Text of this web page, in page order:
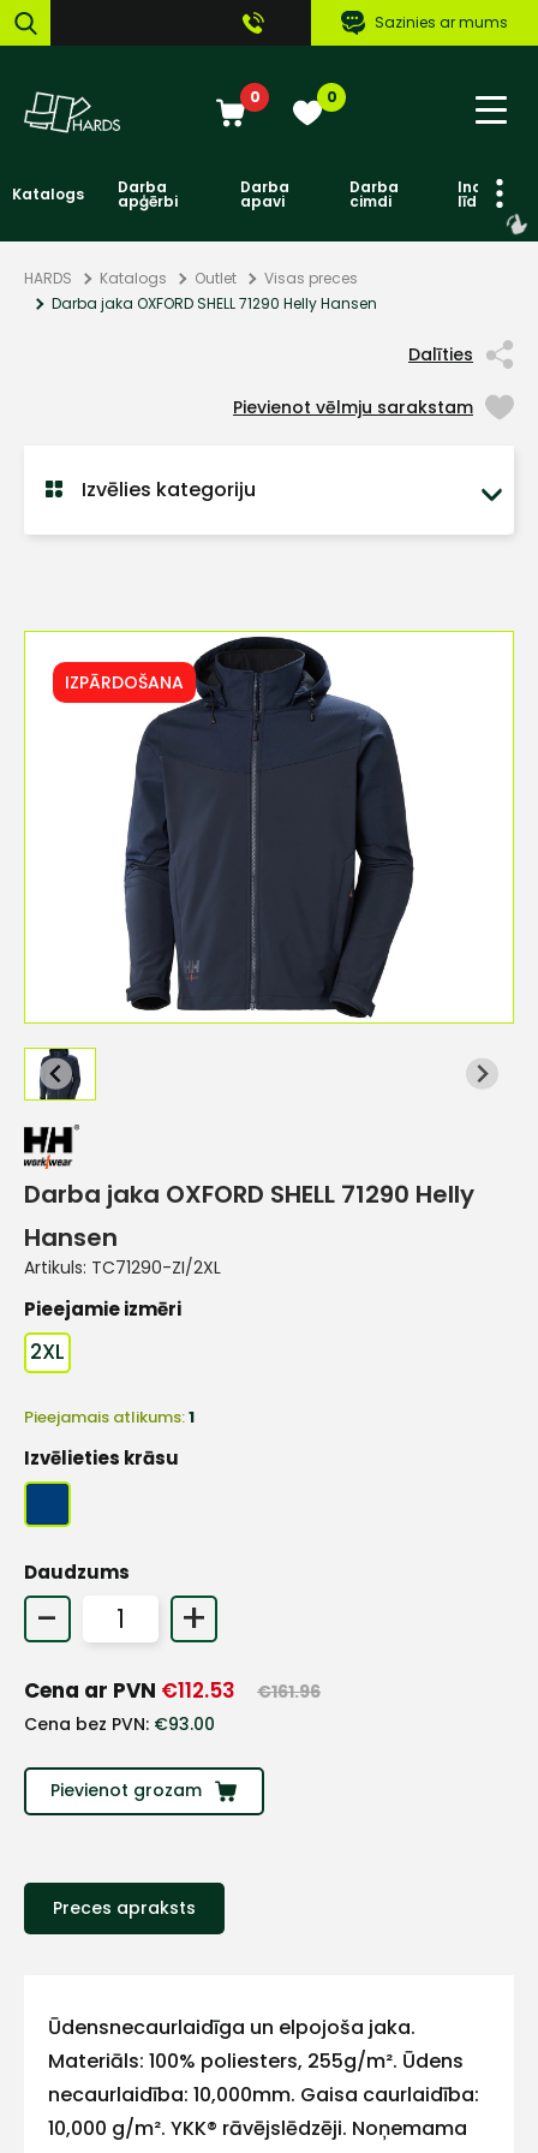
Sazinies ar mums
0 0
Katalogs Darba
apģērbi
Darba
apavi
Darba
cimdi līdzekļi
HARDS Katalogs Outlet
Visas preces
Darba jaka OXFORD SHELL 71290 Helly Hansen
Dalīties
Pievienot vēlmju sarakstam
Izvēlies kategoriju
IZPĀRDOŠANA
Darba jaka OXFORD SHELL 71290 Helly
Hansen
Artikuls: TC71290-ZI/2XL
Pieejamie izmēri
2XL
Pieejamais atlikums:1
Izvēlieties krāsu
Daudzums
- +
Cena ar PVN €112.53 €161.96
Cena bez PVN: €93.00
Pievienot grozam
Preces apraksts
Ūdensnecaurlaidīga un elpojoša jaka.
Materiāls: 100% poliesters, 255g/m². Ūdens
necaurlaidība: 10,000mm. Gaisa caurlaidība:
10,000 g/m². YKK® rāvējslēdzēji. Noņemama
E-pasts
+